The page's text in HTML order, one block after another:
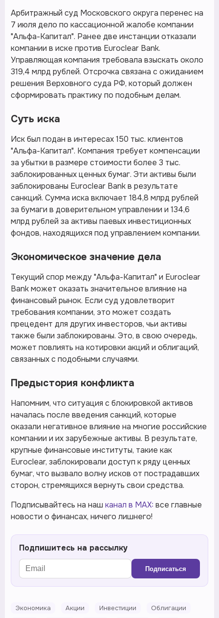
Арбитражный суд Московского округа перенес на
7 июля дело по кассационной жалобе компании
"Альфа-Капитал". Ранее две инстанции отказали
компании в иске против Euroclear Bank.
Управляющая компания требовала взыскать около
319,4 млрд рублей. Отсрочка связана с ожиданием
решения Верховного суда РФ, который должен
сформировать практику по подобным делам.
Суть иска
Иск был подан в интересах 150 тыс. клиентов
"Альфа-Капитал". Компания требует компенсации
за убытки в размере стоимости более 3 тыс.
заблокированных ценных бумаг. Эти активы были
заблокированы Euroclear Bank в результате
санкций. Сумма иска включает 184,8 млрд рублей
за бумаги в доверительном управлении и 134,6
млрд рублей за активы паевых инвестиционных
фондов, находящихся под управлением компании.
Экономическое значение дела
Текущий спор между "Альфа-Капитал" и Euroclear
Bank может оказать значительное влияние на
финансовый рынок. Если суд удовлетворит
требования компании, это может создать
прецедент для других инвесторов, чьи активы
также были заблокированы. Это, в свою очередь,
может повлиять на котировки акций и облигаций,
связанных с подобными случаями.
Предыстория конфликта
Напомним, что ситуация с блокировкой активов
началась после введения санкций, которые
оказали негативное влияние на многие российские
компании и их зарубежные активы. В результате,
крупные финансовые институты, такие как
Euroclear, заблокировали доступ к ряду ценных
бумаг, что вызвало волну исков от пострадавших
сторон, стремящихся вернуть свои средства.
Подписывайтесь на наш канал в MAX: все главные
новости о финансах, ничего лишнего!
Подпишитесь на рассылку
Подписаться
Экономика Акции Инвестиции
Облигации